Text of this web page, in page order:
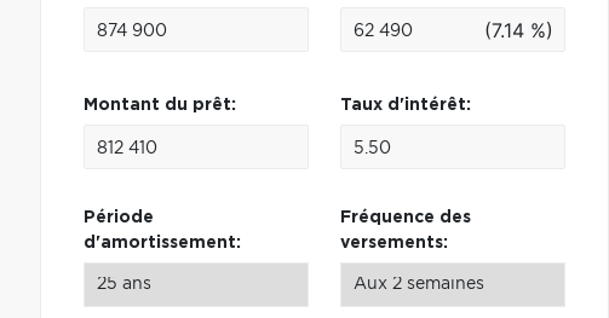
(7.14 %)
Montant du prêt: Taux d'intérêt:
Période
d'amortissement:
Fréquence des
versements: